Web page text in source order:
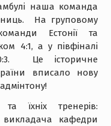
наша команда
На груповому
Естонії та
4:1, а у півфіналі
0:3. Це історичне
вписало нову
їхніх тренерів:
викладача кафедри